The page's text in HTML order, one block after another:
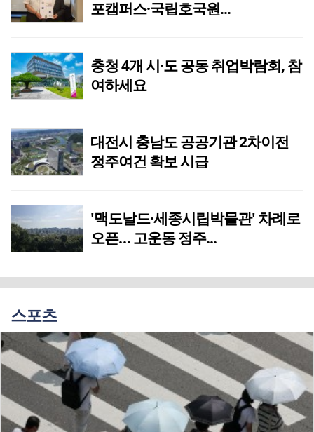
포캠퍼스·국립호국원...
충청 4개 시·도 공동 취업박람회, 참
여하세요
대전시 충남도 공공기관 2차이전
정주여건 확보 시급
'맥도날드·세종시립박물관' 차례로
오픈… 고운동 정주...
스포츠